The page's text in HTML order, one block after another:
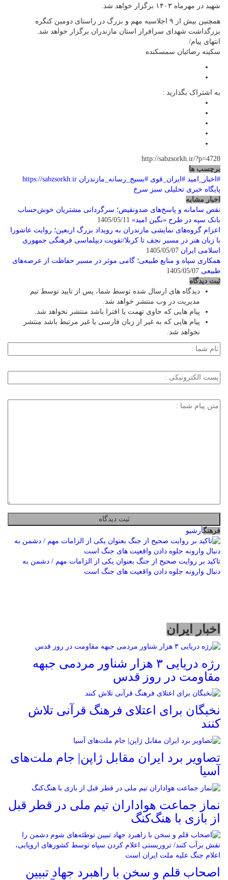
شهید در مهرماه ۱۴۰۳ برگزار خواهد شد.
همچنین بیش از ۹ اجلاسیه مهم و بزرگ در راستای دومین کنگره
بزرگداشت شهدای سرافراز استان مازندران برگزار خواهد شد.
انتهای پیام/
سکینه رضائیان سمسکنده
به اشتراک بگذارید :
http://sabzsorkh.ir/?p=4728
برچسب ها
#اخبار_امید #ایران_قوی #بسیج_رسانه_مازندران https://sabzsorkh.ir
پایگاه خبری تحلیلی سبز سرخ
اخبار مشابه
نقص سامانه و پاسخ‌های ضدونقیض؛ سرگردانی مشتریان خوش‌حساب
بانک سپه در طرح «نگین امید»
اعزام گروه‌های نمایشی مازندران به رویداد بزرگ اربعین؛ روایت عاشورا
با زبان هنر در مسیر نجف تا کربلا/تقویت دیپلماسی فرهنگی جمهوری
اسلامی ایران
همکاری سپاه و منابع طبیعی؛ گامی موثر در مسیر حفاظت از عرصه‌های
طبیعی
ثبت دیدگاه
دیدگاه های ارسال شده توسط شما، پس از تایید توسط تیم
مدیریت در وب منتشر خواهد شد.
پیام هایی که حاوی تهمت یا افترا باشد منتشر نخواهد شد.
پیام هایی که به غیر از زبان فارسی یا غیر مرتبط باشد منتشر
نخواهد شد.
فرهنگآرشیو
تاکید بر روایت صحیح از جنگ بعنوان یکی از الزامات مهم / دشمن به
دنبال وارونه جلوه دادن واقعیت های جنگ است
اخبار ایران
رژه دریایی ۳ هزار شناور مردمی جبهه
مقاومت در روز قدس
نخبگان برای اعتلای فرهنگ قرآنی تلاش
کنند
تصاویر برد ایران مقابل ژاپن| جام ملت‌های
آسیا
نماز جماعت هواداران تیم ملی در قطر قبل
از بازی با هنگ‌کنگ
اصحاب قلم و سخن با راهبرد جهاد تبیین